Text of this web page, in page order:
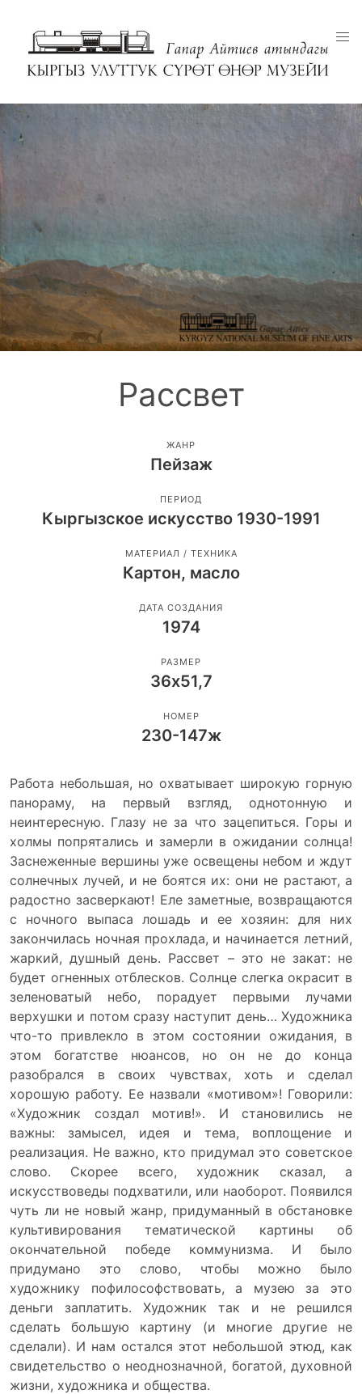
Рассвет
ЖАНР
Пейзаж
ПЕРИОД
Кыргызское искусство 1930-1991
МАТЕРИАЛ / ТЕХНИКА
Картон, масло
ДАТА СОЗДАНИЯ
1974
РАЗМЕР
36х51,7
НОМЕР
230-147ж
Работа небольшая, но охватывает широкую горную
панораму, на первый взгляд, однотонную и
неинтересную. Глазу не за что зацепиться. Горы и
холмы попрятались и замерли в ожидании солнца!
Заснеженные вершины уже освещены небом и ждут
солнечных лучей, и не боятся их: они не растают, а
радостно засверкают! Еле заметные, возвращаются
с ночного выпаса лошадь и ее хозяин: для них
закончилась ночная прохлада, и начинается летний,
жаркий, душный день. Рассвет – это не закат: не
будет огненных отблесков. Солнце слегка окрасит в
зеленоватый небо, порадует первыми лучами
верхушки и потом сразу наступит день… Художника
что-то привлекло в этом состоянии ожидания, в
этом богатстве нюансов, но он не до конца
разобрался в своих чувствах, хоть и сделал
хорошую работу. Ее назвали «мотивом»! Говорили:
«Художник создал мотив!». И становились не
важны: замысел, идея и тема, воплощение и
реализация. Не важно, кто придумал это советское
слово. Скорее всего, художник сказал, а
искусствоведы подхватили, или наоборот. Появился
чуть ли не новый жанр, придуманный в обстановке
культивирования тематической картины об
окончательной победе коммунизма. И было
придумано это слово, чтобы можно было
художнику пофилософствовать, а музею за это
деньги заплатить. Художник так и не решился
сделать большую картину (и многие другие не
сделали). И нам остался этот небольшой этюд, как
свидетельство о неоднозначной, богатой, духовной
жизни, художника и общества.